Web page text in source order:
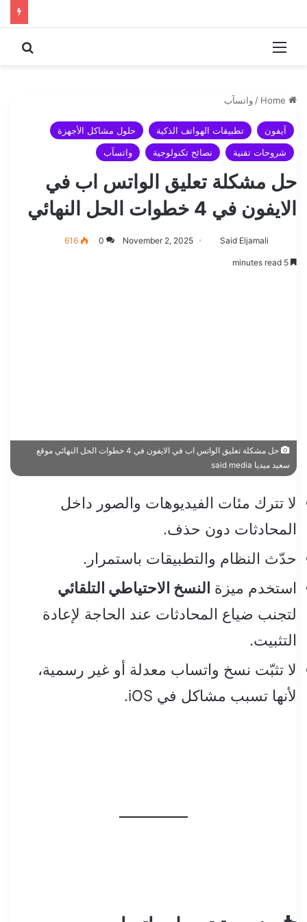
Menu
/ واتسآب
آيفون تطبيقات الهواتف الذكية
حلول مشاكل الأجهزة
شروحات تقنية
نصائح تكنولوجية واتسآب
حل مشكلة تعليق الواتس اب في
الايفون في 4 خطوات الحل النهائي
Said Eljamali
November 2, 2025
0
616
حل مشكلة تعليق الواتس اب في الايفون في 4 خطوات الحل النهائي موقع
سعيد ميديا said media
لا تترك مئات الفيديوهات والصور داخل
المحادثات دون حذف.
حدّث النظام والتطبيقات باستمرار.
استخدم ميزة النسخ الاحتياطي التلقائي
لتجنب ضياع المحادثات عند الحاجة لإعادة
التثبيت.
لا تثبّت نسخ واتساب معدلة أو غير رسمية،
لأنها تسبب مشاكل في iOS.